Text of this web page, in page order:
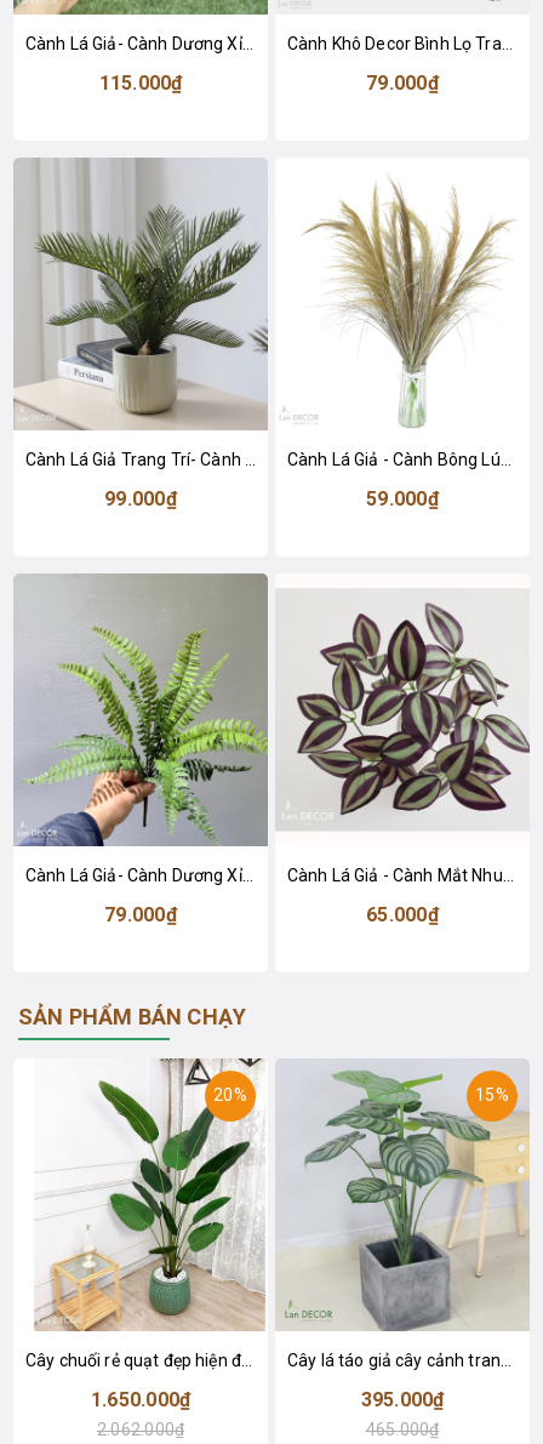
Cành Lá Giả- Cành Dương Xỉ Măng Giả Đẹp Tự Nhiên (54cm)- HC1463
115.000₫ 79.000₫
99.000₫ 59.000₫
Cành Lá Giả- Cành Dương Xỉ Giả Decor Tiểu Cảnh (46cm)- HC1446
79.000₫ 65.000₫
SẢN PHẨM BÁN CHẠY
20%
Cây chuối rẻ quạt đẹp hiện đại trang trí 1m8 - LC3019 (Gồm 12 lá)
1.650.000₫
2.062.000₫
15%
395.000₫
465.000₫